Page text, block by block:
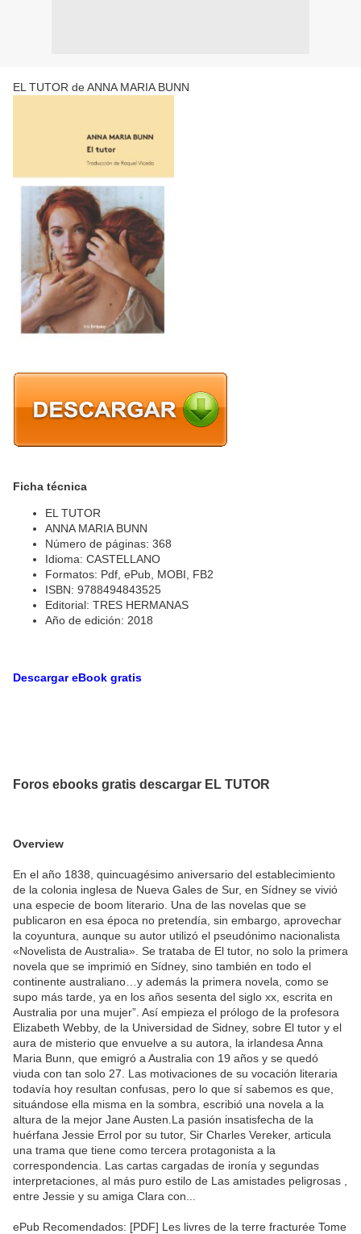
EL TUTOR de ANNA MARIA BUNN
Ficha técnica
EL TUTOR
ANNA MARIA BUNN
Número de páginas: 368
Idioma: CASTELLANO
Formatos: Pdf, ePub, MOBI, FB2
ISBN: 9788494843525
Editorial: TRES HERMANAS
Año de edición: 2018
Descargar eBook gratis
Foros ebooks gratis descargar EL TUTOR
Overview
En el año 1838, quincuagésimo aniversario del establecimiento
de la colonia inglesa de Nueva Gales de Sur, en Sídney se vivió
una especie de boom literario. Una de las novelas que se
publicaron en esa época no pretendía, sin embargo, aprovechar
la coyuntura, aunque su autor utilizó el pseudónimo nacionalista
«Novelista de Australia». Se trataba de El tutor, no solo la primera
novela que se imprimió en Sídney, sino también en todo el
continente australiano…y además la primera novela, como se
supo más tarde, ya en los años sesenta del siglo xx, escrita en
Australia por una mujer”. Así empieza el prólogo de la profesora
Elizabeth Webby, de la Universidad de Sidney, sobre El tutor y el
aura de misterio que envuelve a su autora, la irlandesa Anna
Maria Bunn, que emigró a Australia con 19 años y se quedó
viuda con tan solo 27. Las motivaciones de su vocación literaria
todavía hoy resultan confusas, pero lo que sí sabemos es que,
situándose ella misma en la sombra, escribió una novela a la
altura de la mejor Jane Austen.La pasión insatisfecha de la
huérfana Jessie Errol por su tutor, Sir Charles Vereker, articula
una trama que tiene como tercera protagonista a la
correspondencia. Las cartas cargadas de ironía y segundas
interpretaciones, al más puro estilo de Las amistades peligrosas ,
entre Jessie y su amiga Clara con...
ePub Recomendados: [PDF] Les livres de la terre fracturée Tome